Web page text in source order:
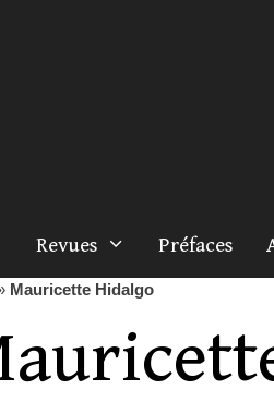
Revues Préfaces
Mauricette Hidalgo